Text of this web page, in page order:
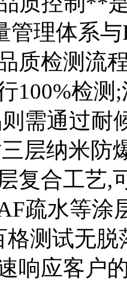
管理体系
质检测流
100%检
需通过耐
层纳米防
复合工艺,
疏水等涂
格测试无
响应客户